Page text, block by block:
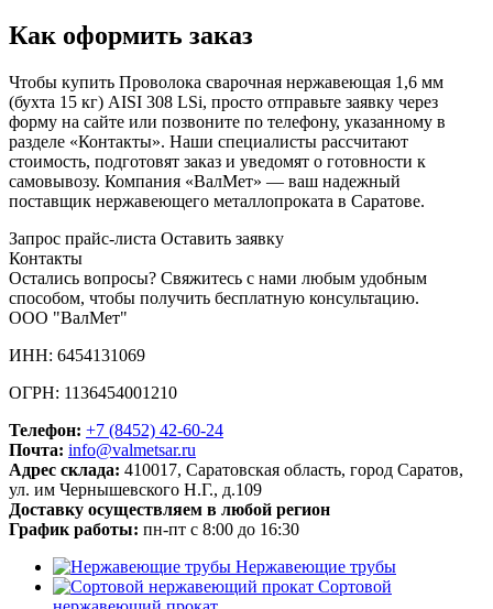
Как оформить заказ
Чтобы купить Проволока сварочная нержавеющая 1,6 мм
(бухта 15 кг) AISI 308 LSi, просто отправьте заявку через
форму на сайте или позвоните по телефону, указанному в
разделе «Контакты». Наши специалисты рассчитают
стоимость, подготовят заказ и уведомят о готовности к
самовывозу. Компания «ВалМет» — ваш надежный
поставщик нержавеющего металлопроката в Саратове.
Запрос прайс-листа Оставить заявку
Контакты
Остались вопросы? Свяжитесь с нами любым удобным
способом, чтобы получить бесплатную консультацию.
ООО "ВалМет"
ИНН: 6454131069
ОГРН: 1136454001210
Телефон: +7 (8452) 42-60-24
Почта: info@valmetsar.ru
Адрес склада: 410017, Саратовская область, город Саратов,
ул. им Чернышевского Н.Г., д.109
Доставку осуществляем в любой регион
График работы: пн-пт с 8:00 до 16:30
Нержавеющие трубы
Сортовой